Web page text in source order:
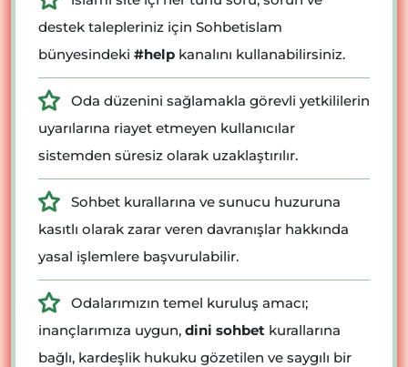
destek talepleriniz için Sohbetislam
bünyesindeki #help kanalını kullanabilirsiniz.
Oda düzenini sağlamakla görevli yetkililerin
uyarılarına riayet etmeyen kullanıcılar
sistemden süresiz olarak uzaklaştırılır.
Sohbet kurallarına ve sunucu huzuruna
kasıtlı olarak zarar veren davranışlar hakkında
yasal işlemlere başvurulabilir.
Odalarımızın temel kuruluş amacı;
inançlarımıza uygun, dini sohbet kurallarına
bağlı, kardeşlik hukuku gözetilen ve saygılı bir